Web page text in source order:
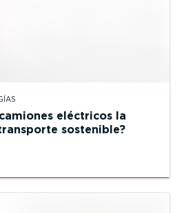
eléctricos la
sostenible?